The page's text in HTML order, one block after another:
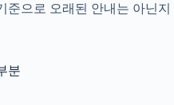
준으로 오래된 안내는 아닌지
분